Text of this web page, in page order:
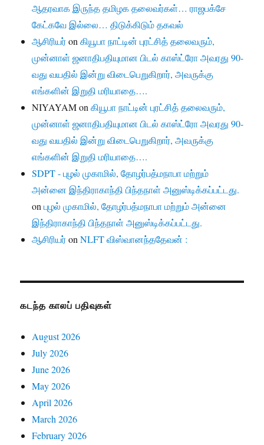
ஆதரவாக இருந்த தமிழக தலைவர்கள்… ராஜபக்சே
கேட்கவே இல்லை… திடுக்கிடும் தகவல்
ஆசிரியர்onகியூபா நாட்டின் புரட்சித் தலைவரும்,
முன்னாள் ஜனாதிபதியுமான பிடல் காஸ்ட்ரோ அவரது 90-
வது வயதில் இன்று விடைபெறுகிறார், அவருக்கு
எங்களின் இறுதி மரியாதை….
NIYAYAMonகியூபா நாட்டின் புரட்சித் தலைவரும்,
முன்னாள் ஜனாதிபதியுமான பிடல் காஸ்ட்ரோ அவரது 90-
வது வயதில் இன்று விடைபெறுகிறார், அவருக்கு
எங்களின் இறுதி மரியாதை….
SDPT - புழல் முகாமில், தோழர்பத்மநாபா மற்றும்
அன்னை இந்திராகாந்தி பிந்தநாள் அனுஸ்டிக்கப்பட்டது.
onபுழல் முகாமில், தோழர்பத்மநாபா மற்றும் அன்னை
இந்திராகாந்தி பிந்தநாள் அனுஸ்டிக்கப்பட்டது.
ஆசிரியர்onNLFT விஸ்வானந்ததேவன் :
கடந்த காலப் பதிவுகள்
August 2026
July 2026
June 2026
May 2026
April 2026
March 2026
February 2026